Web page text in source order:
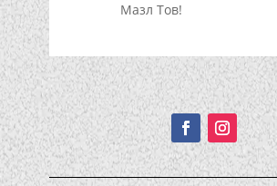
Мазл Тов!
Подписывайтесь!